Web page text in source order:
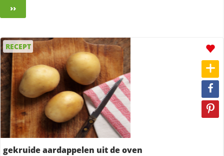
››
RECEPT
gekruide aardappelen uit de oven